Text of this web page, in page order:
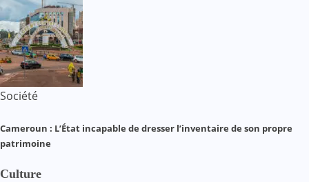
Société
Cameroun : L’État incapable de dresser l’inventaire de son propre
patrimoine
Culture